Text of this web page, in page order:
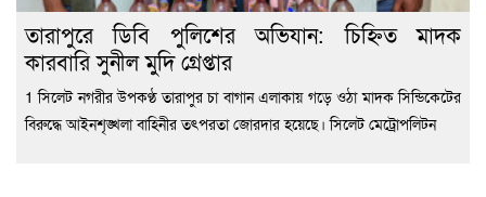
তারাপুরে ডিবি পুলিশের অভিযান: চিহ্নিত মাদক
কারবারি সুনীল মুদি গ্রেপ্তার
1 সিলেট নগরীর উপকণ্ঠ তারাপুর চা বাগান এলাকায় গড়ে ওঠা মাদক সিন্ডিকেটের
বিরুদ্ধে আইনশৃঙ্খলা বাহিনীর তৎপরতা জোরদার হয়েছে। সিলেট মেট্রোপলিটন